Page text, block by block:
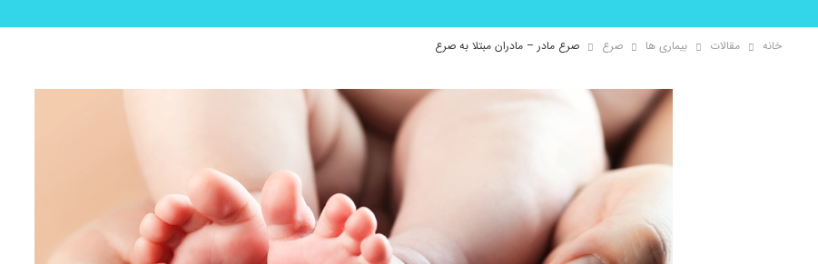
خانه مقالات بیماری ها صرع صرع مادر – مادران مبتلا به صرع